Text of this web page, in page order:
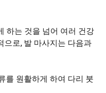
하는 것을 넘어 여러 건강
으로, 발 마사지는 다음과
를 원활하게 하여 다리 붓